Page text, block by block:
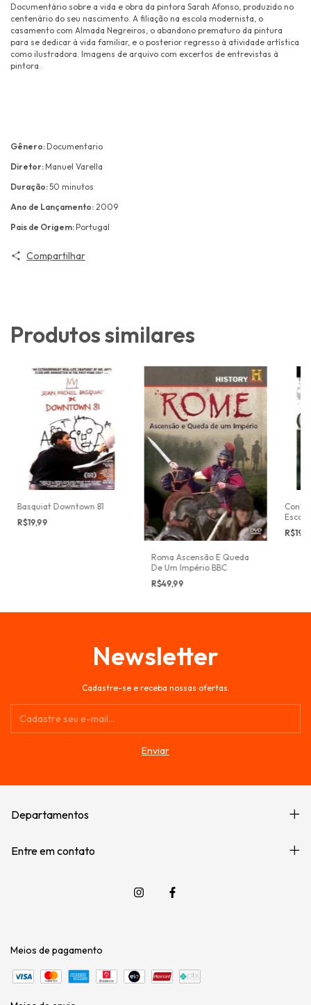
Documentário sobre a vida e obra da pintora Sarah Afonso, produzido no
centenário do seu nascimento. A filiação na escola modernista, o
casamento com Almada Negreiros, o abandono prematuro da pintura
para se dedicar à vida familiar, e o posterior regresso à atividade artística
como ilustradora. Imagens de arquivo com excertos de entrevistas à
pintora.
Gênero:Documentario
Diretor:Manuel Varella
Duração:50 minutos
Ano de Lançamento: 2009
Pais de Origem:Portugal
Compartilhar
Produtos similares
Basquiat Downtown 81
R$19,99
Roma Ascensão E Queda
De Um Império BBC
R$49,99
Newsletter
Cadastre-se e receba nossas ofertas.
Departamentos
Entre em contato
Meios de pagamento